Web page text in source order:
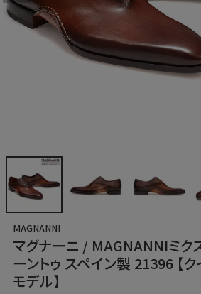
MAGNANNI
マグナーニ / MAGNANNIミク
ーントゥ スペイン製 21396 【
モデル】